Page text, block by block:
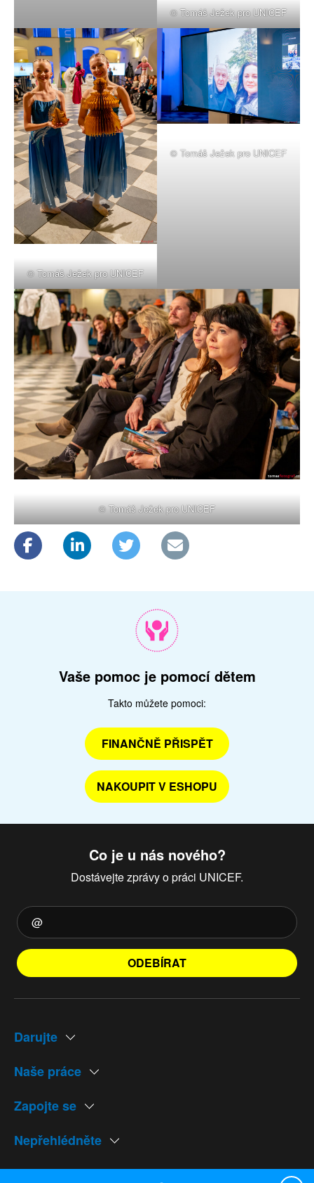
© Tomáš Ježek pro UNICEF
© Tomáš Ježek pro UNICEF
© Tomáš Ježek pro UNICEF
© Tomáš Ježek pro UNICEF
Vaše pomoc je pomocí dětem
Takto můžete pomoci:
FINANČNĚ PŘISPĚT
NAKOUPIT V ESHOPU
Co je u nás nového?
Dostávejte zprávy o práci UNICEF.
ODEBÍRAT
Darujte
Naše práce
Zapojte se
Nepřehlédněte
Naše weby